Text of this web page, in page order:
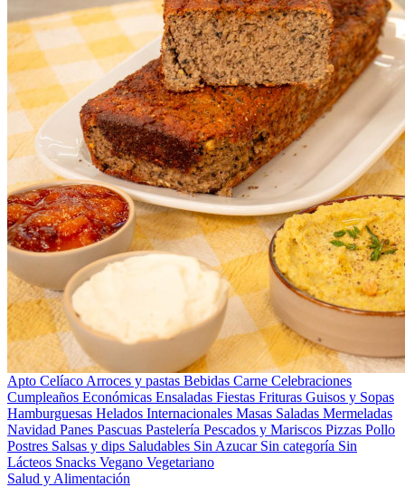
Apto Celíaco Arroces y pastas Bebidas Carne Celebraciones
Cumpleaños Económicas Ensaladas Fiestas Frituras Guisos y Sopas
Hamburguesas Helados Internacionales Masas Saladas Mermeladas
Navidad Panes Pascuas Pastelería Pescados y Mariscos Pizzas Pollo
Postres Salsas y dips Saludables Sin Azucar Sin categoría Sin
Lácteos Snacks Vegano Vegetariano
Salud y Alimentación